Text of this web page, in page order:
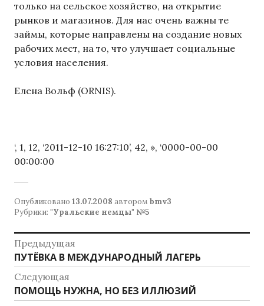
только на сельское хозяйство, на открытие
рынков и магазинов. Для нас очень важны те
займы, которые направлены на создание новых
рабочих мест, на то, что улучшает социальные
условия населения.
Елена Вольф (ORNIS).
‘, 1, 12, ‘2011-12-10 16:27:10’, 42, », ‘0000-00-00
00:00:00
Опубликовано 13.07.2008 автором bmv3
Рубрики: "Уральские немцы" №5
Навигация
по
записям
Предыдущая
Предыдущая
запись:
ПУТЁВКА В МЕЖДУНАРОДНЫЙ ЛАГЕРЬ
Следующая
Следующая
ПОМОЩЬ НУЖНА, НО БЕЗ ИЛЛЮЗИЙ